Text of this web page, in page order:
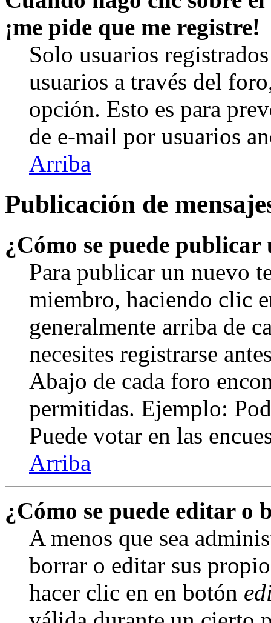
¡me pide que me registre!
Solo usuarios
usuarios a través del
opción. Esto es para
de e-mail por usuarios
Arriba
Publicación de
¿Cómo se puede
Para publicar un nuevo
miembro, haciendo clic
generalmente arriba de
necesites registrarse
Abajo de cada foro
permitidas. Ejemplo:
Puede votar en las
Arriba
¿Cómo se puede editar o
A menos que sea
borrar o editar sus
hacer clic en en botón